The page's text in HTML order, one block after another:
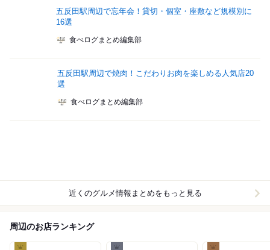
五反田駅周辺で忘年会！貸切・個室・座敷など規模別に
16選
食べログまとめ編集部
五反田駅周辺で焼肉！こだわりお肉を楽しめる人気店20
選
食べログまとめ編集部
近くのグルメ情報まとめをもっと見る
周辺のお店ランキング